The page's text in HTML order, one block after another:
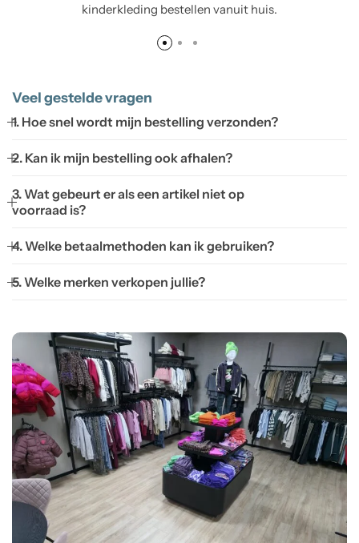
kinderkleding bestellen vanuit huis.
Veel gestelde vragen
1. Hoe snel wordt mijn bestelling verzonden?
2. Kan ik mijn bestelling ook afhalen?
3. Wat gebeurt er als een artikel niet op
voorraad is?
4. Welke betaalmethoden kan ik gebruiken?
5. Welke merken verkopen jullie?